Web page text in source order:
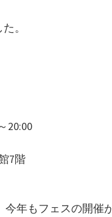
。
20:00
7階
年もフェスの開催